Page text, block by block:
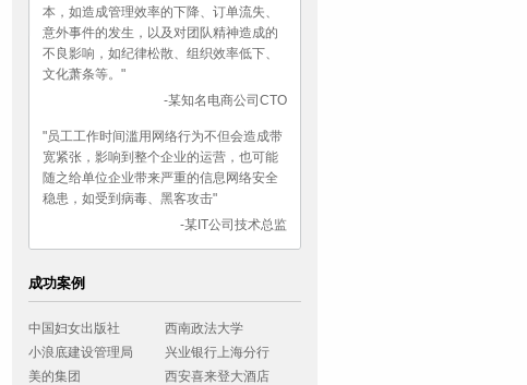
本，如造成管理效率的下降、订单流失、
意外事件的发生，以及对团队精神造成的
不良影响，如纪律松散、组织效率低下、
文化萧条等。"
-某知名电商公司CTO
"员工工作时间滥用网络行为不但会造成带
宽紧张，影响到整个企业的运营，也可能
随之给单位企业带来严重的信息网络安全
稳患，如受到病毒、黑客攻击"
-某IT公司技术总监
成功案例
西南政法大学
兴业银行上海分行
西安喜来登大酒店
湖南女子职业大学
乌鲁木齐市气象局
无锡工艺职业学院